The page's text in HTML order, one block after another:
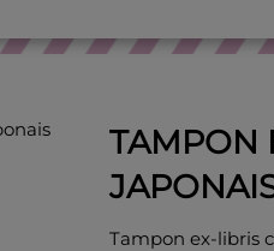
TAMPON
Tampon ex-libris